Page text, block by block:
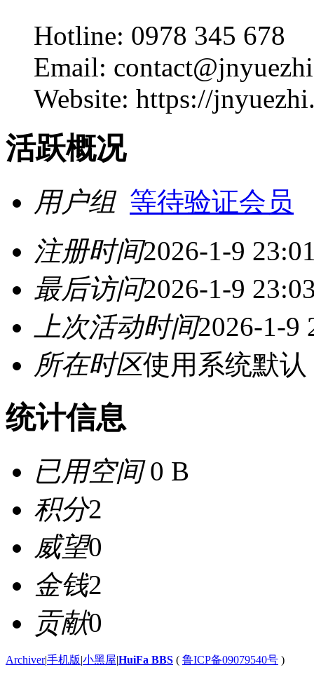
Hotline: 0978 345 678
Email:
Website: https://
活跃概况
用户组 等待验证会员
注册时间2026-1-9
最后访问2026-1-9
上次活动时间2026-1-9
所在时区使用系统默认
统计信息
已用空间0 B
积分2
威望0
金钱2
贡献0
Archiver|手机版|小黑屋|HuiFa BBS ( 鲁ICP备09079540号 )